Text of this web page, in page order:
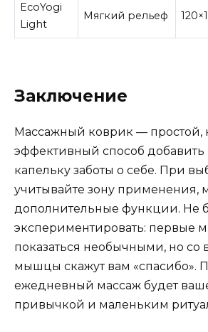
EcoYogi
Light
Мягкий рельеф
Заключение
Массажный коврик — простой,
эффективный способ добавить
капельку заботы о себе. При
учитывайте зону применения,
дополнительные функции. Не
экспериментировать: первые
показаться необычными, но
мышцы скажут вам «спасибо».
ежедневный массаж будет
привычкой и маленьким